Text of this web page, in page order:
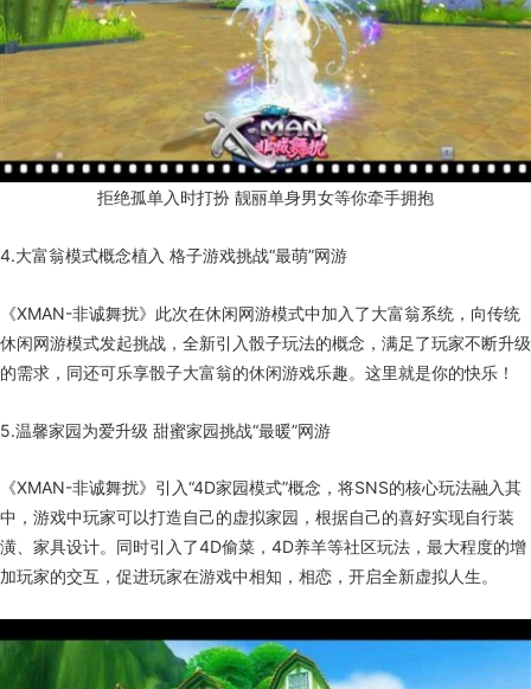
拒绝孤单入时打扮 靓丽单身男女等你牵手拥抱
4.大富翁模式概念植入 格子游戏挑战“最萌”网游
《XMAN-非诚舞扰》此次在休闲网游模式中加入了大富翁系统，向传统
休闲网游模式发起挑战，全新引入骰子玩法的概念，满足了玩家不断升级
的需求，同还可乐享骰子大富翁的休闲游戏乐趣。这里就是你的快乐！
5.温馨家园为爱升级 甜蜜家园挑战“最暖”网游
《XMAN-非诚舞扰》引入“4D家园模式”概念，将SNS的核心玩法融入其
中，游戏中玩家可以打造自己的虚拟家园，根据自己的喜好实现自行装
潢、家具设计。同时引入了4D偷菜，4D养羊等社区玩法，最大程度的增
加玩家的交互，促进玩家在游戏中相知，相恋，开启全新虚拟人生。